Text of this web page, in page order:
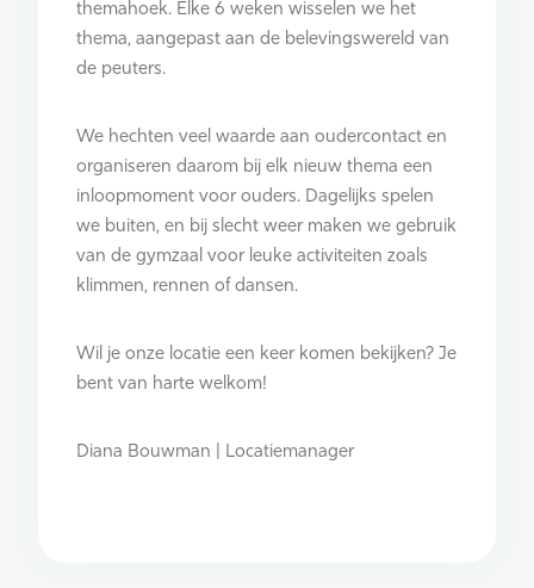
themahoek. Elke 6 weken wisselen we het
thema, aangepast aan de belevingswereld van
de peuters.
We hechten veel waarde aan oudercontact en
organiseren daarom bij elk nieuw thema een
inloopmoment voor ouders. Dagelijks spelen
we buiten, en bij slecht weer maken we gebruik
van de gymzaal voor leuke activiteiten zoals
klimmen, rennen of dansen.
Wil je onze locatie een keer komen bekijken? Je
bent van harte welkom!
Diana Bouwman | Locatiemanager